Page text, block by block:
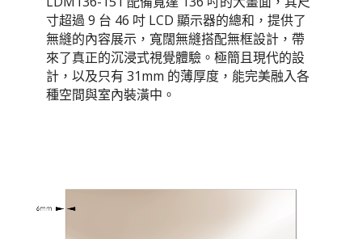
寸超過 9 台 46 吋 LCD 顯示器的總和，提供了
無縫的內容展示，寬闊無縫搭配無框設計，帶
來了真正的沉浸式視覺體驗。極簡且現代的設
計，以及只有 31mm 的薄厚度，能完美融入各
種空間與室內裝潢中。